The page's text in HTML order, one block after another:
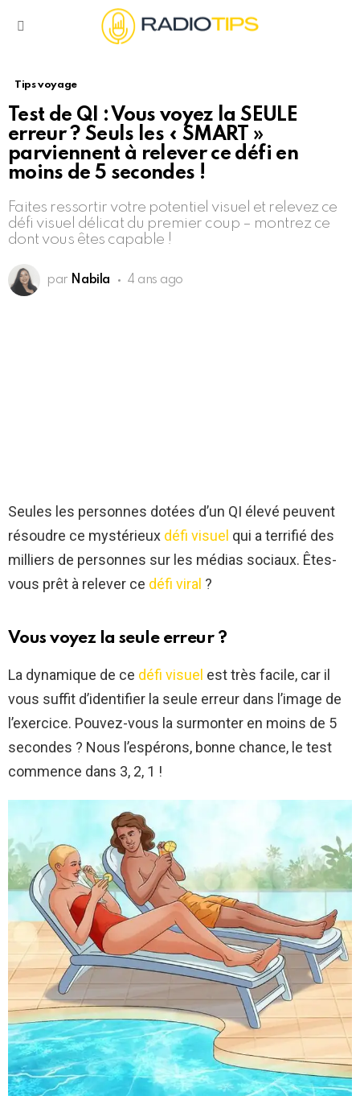
Tips voyage
Test de QI : Vous voyez la SEULE
erreur ? Seuls les « SMART »
parviennent à relever ce défi en
moins de 5 secondes !
Faites ressortir votre potentiel visuel et relevez ce
défi visuel délicat du premier coup – montrez ce
dont vous êtes capable !
par Nabila 4 ans ago
Seules les personnes dotées d’un QI élevé peuvent
résoudre ce mystérieux défi visuel qui a terrifié des
milliers de personnes sur les médias sociaux. Êtes-
vous prêt à relever ce défi viral ?
Vous voyez la seule erreur ?
La dynamique de ce défi visuel est très facile, car il
vous suffit d’identifier la seule erreur dans l’image de
l’exercice. Pouvez-vous la surmonter en moins de 5
secondes ? Nous l’espérons, bonne chance, le test
commence dans 3, 2, 1 !